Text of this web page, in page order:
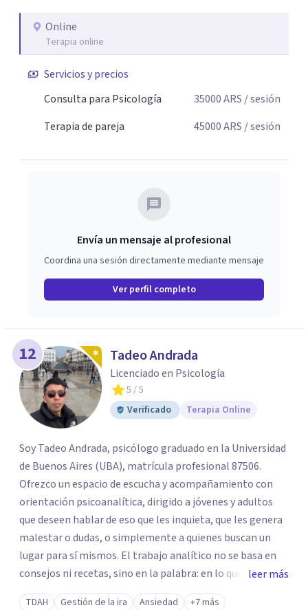
Online
Terapia online
Servicios y precios
Consulta para Psicología
35000ARS / sesión
Terapia de pareja
45000ARS / sesión
Envía un mensaje al profesional
Coordina una sesión directamente mediante mensaje
Ver perfil completo
12 Tadeo Andrada
Licenciado en Psicología
5 / 5
Verificado
Terapia Online
Soy Tadeo Andrada, psicólogo graduado en la Universidad
de Buenos Aires (UBA), matrícula profesional 87506.
Ofrezco un espacio de escucha y acompañamiento con
orientación psicoanalítica, dirigido a jóvenes y adultos
que deseen hablar de eso que les inquieta, que les genera
malestar o dudas, o simplemente a quienes buscan un
lugar para sí mismos. El trabajo analítico no se basa en
consejos ni recetas, sino en la palabra: en lo que cada
quien puede decir de su historia, de su deseo, de su
leer más
TDAH Gestión de la ira Ansiedad +7 más